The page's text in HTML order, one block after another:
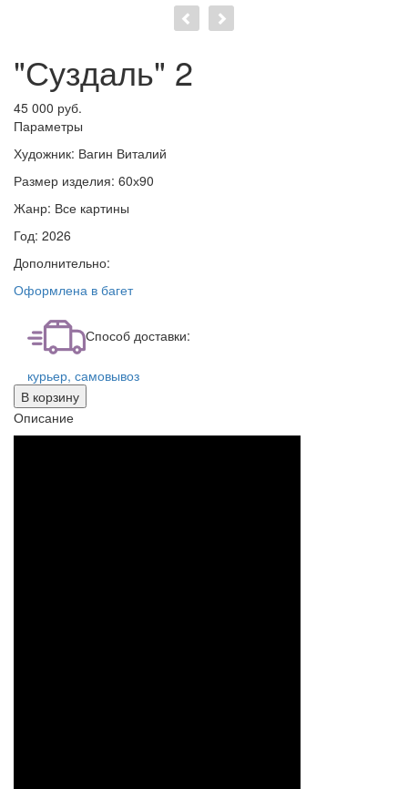
"Суздаль" 2
45 000 руб.
Параметры
Художник: Вагин Виталий
Размер изделия: 60х90
Жанр: Все картины
Год: 2026
Дополнительно:
Оформлена в багет
Способ доставки:
курьер, самовывоз
В корзину
Описание